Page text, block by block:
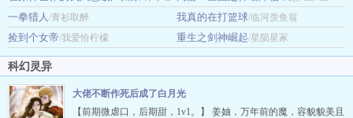
一拳猎人/青衫取醉 我真的在打篮球/临河羡鱼翁
捡到个女帝/我爱恰柠檬 重生之剑神崛起/星陨星冢
科幻灵异
大佬不断作死后成了白月光
【前期微虐口，后期甜，1v1。】 姜妯，万年前的魔，容貌貌美且